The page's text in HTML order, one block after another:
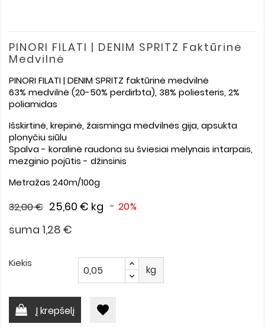
PINORI FILATI | DENIM SPRITZ Faktūrinė
Medvilnė
PINORI FILATI | DENIM SPRITZ faktūrinė medvilnė
63% medvilnė (20-50% perdirbta), 38% poliesteris, 2%
poliamidas
Išskirtinė, krepinė, žaisminga medvilnės gija, apsukta
plonyčiu siūlu
Spalva - koralinė raudona su šviesiai mėlynais intarpais,
mezginio pojūtis - džinsinis
Metražas 240m/100g
25,60 € kg - 20%
32,00 €
suma 1,28 €
Kiekis
kg
Į krepšelį favorite